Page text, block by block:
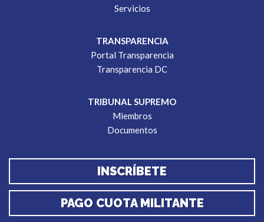
Servicios
TRANSPARENCIA
Portal Transparencia
Transparencia DC
TRIBUNAL SUPREMO
Miembros
Documentos
INSCRÍBETE
PAGO CUOTA MILITANTE